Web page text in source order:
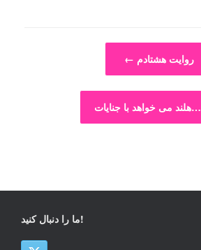
← روایت هشتادم
هلند می خواهد با جنایات…
ما را دنبال کنید!